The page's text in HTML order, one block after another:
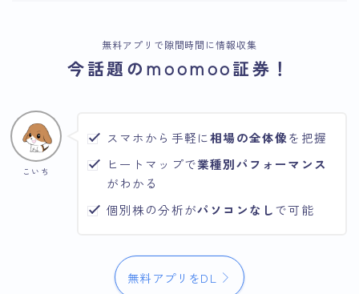
無料アプリで隙間時間に情報収集
今話題のmoomoo証券！
こいち
スマホから手軽に相場の全体像を把握
ヒートマップで業種別パフォーマンス
がわかる
個別株の分析がパソコンなしで可能
無料アプリをDL